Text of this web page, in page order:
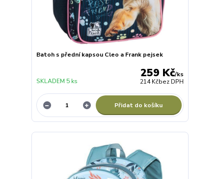
Batoh s přední kapsou Cleo a Frank pejsek
259 Kč/ks
214 Kčbez DPH
SKLADEM 5 ks
Přidat do košíku